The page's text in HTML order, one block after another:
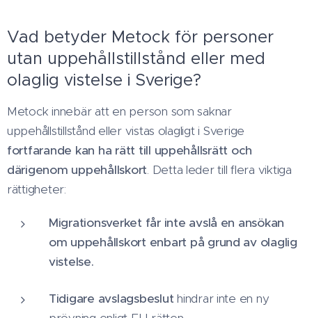
Vad betyder Metock för personer
utan uppehållstillstånd eller med
olaglig vistelse i Sverige?
Metock innebär att en person som saknar
uppehållstillstånd eller vistas olagligt i Sverige
fortfarande kan ha rätt till uppehållsrätt och
därigenom uppehållskort. Detta leder till flera viktiga
rättigheter:
Migrationsverket får inte avslå en ansökan
om uppehållskort enbart på grund av olaglig
vistelse.
Tidigare avslagsbeslut hindrar inte en ny